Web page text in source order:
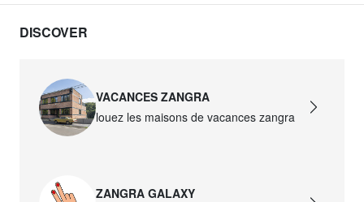
DISCOVER
VACANCES ZANGRA
louez les maisons de vacances zangra
ZANGRA GALAXY